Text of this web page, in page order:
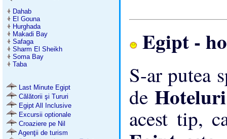
Dahab
El Gouna
Hurghada
Makadi Bay
Safaga
Sharm El Sheikh
Soma Bay
Taba
Last Minute Egipt
Călătorii şi Tururi
Egipt All Inclusive
Excursii optionale
Croaziere pe Nil
Agenţii de turism
Egipt -
S-ar putea
de
acest tip,